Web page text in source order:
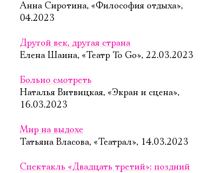
Анна Сиротина, «Философия отдыха»,
04.2023
Другой век, другая страна
Елена Шаина, «Театр To Go», 22.03.2023
Больно смотреть
Наталья Витвицкая, «Экран и сцена»,
16.03.2023
Мир на выдохе
Татьяна Власова, «Театрал», 14.03.2023
Спектакль «Двадцать третий»: поздний